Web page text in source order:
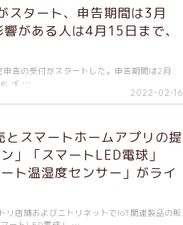
スタート、申告期間は3月
がある人は4月15日まで、
2022-02-16
告の受付がスタートした。申告期間は2月
イ …
スマートホームアプリの提
「スマートLED電球」
ト温湿度センサー」がライ
店舗およびニトリネットでIoT関連製品の販